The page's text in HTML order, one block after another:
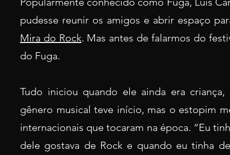
pudesse reunir os amigos e abrir espaço
Mira do Rock. Mas antes de falarmos do
do Fuga.
Tudo iniciou quando ele ainda era
gênero musical teve início, mas o estopim
internacionais que tocaram na época. “Eu
dele gostava de Rock e quando eu tinha